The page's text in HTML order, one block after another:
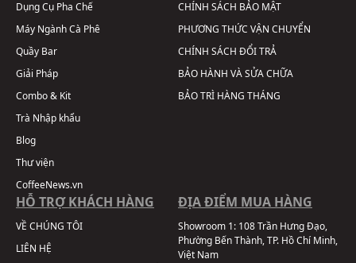
Dụng Cụ Pha Chế
Máy Ngành Cà Phê
Quầy Bar
Giải Pháp
Combo & Kit
Trà Nhập khẩu
Blog
Thư viện
CoffeeNews.vn
CHÍNH SÁCH BẢO MẬT
PHƯƠNG THỨC VẬN CHUYỂN
CHÍNH SÁCH ĐỔI TRẢ
BẢO HÀNH VÀ SỬA CHỮA
BẢO TRÌ HÀNG THÁNG
HỖ TRỢ KHÁCH HÀNG
VỀ CHÚNG TÔI
LIÊN HỆ
ĐỊA ĐIỂM MUA HÀNG
Showroom 1: 108 Trần Hưng Đạo,
Phường Bến Thành, TP. Hồ Chí Minh,
Việt Nam